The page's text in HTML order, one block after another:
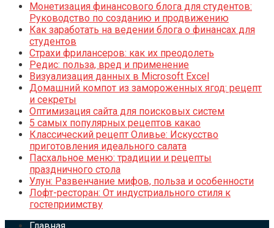
Монетизация финансового блога для студентов:
Руководство по созданию и продвижению
Как заработать на ведении блога о финансах для
студентов
Страхи фрилансеров: как их преодолеть
Редис: польза, вред и применение
Визуализация данных в Microsoft Excel
Домашний компот из замороженных ягод: рецепт
и секреты
Оптимизация сайта для поисковых систем
5 самых популярных рецептов какао
Классический рецепт Оливье: Искусство
приготовления идеального салата
Пасхальное меню: традиции и рецепты
праздничного стола
Улун: Развенчание мифов, польза и особенности
Лофт-ресторан: От индустриального стиля к
гостеприимству